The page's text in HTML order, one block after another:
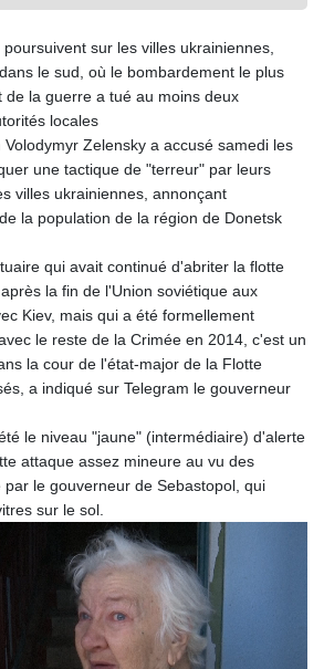
sur les villes ukrainiennes,
le sud, où le bombardement le plus
de la guerre a tué au moins deux
locales
Zelensky a accusé samedi les
une tactique de "terreur" par leurs
villes ukrainiennes, annonçant
la population de la région de Donetsk
qui avait continué d'abriter la flotte
la fin de l'Union soviétique aux
Kiev, mais qui a été formellement
le reste de la Crimée en 2014, c'est un
la cour de l'état-major de la Flotte
a indiqué sur Telegram le gouverneur
le niveau "jaune" (intermédiaire) d'alerte
attaque assez mineure au vu des
par le gouverneur de Sebastopol, qui
sur le sol.